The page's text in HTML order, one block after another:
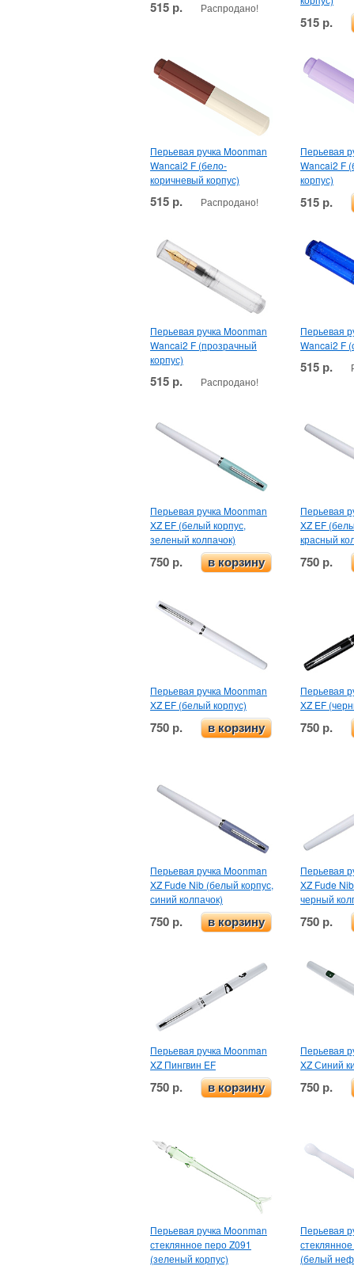
515 р. Распродано!
515 р.
Перьевая ручка Moonman
Wancai2 F (бело-
коричневый корпус)
515 р. Распродано!
Перьевая
Wancai2 F
корпус)
515 р.
Перьевая ручка Moonman
Wancai2 F (прозрачный
корпус)
515 р. Распродано!
Перьевая
Wancai2 F
515 р.
Перьевая ручка Moonman
XZ EF (белый корпус,
зеленый колпачок)
750 р. в корзину
Перьевая
XZ EF
красный
750 р.
Перьевая ручка Moonman
XZ EF (белый корпус)
750 р. в корзину
Перьевая
XZ EF
750 р.
Перьевая ручка Moonman
XZ Fude Nib (белый корпус,
синий колпачок)
750 р. в корзину
Перьевая
XZ Fude
черный
750 р.
Перьевая ручка Moonman
XZ Пингвин EF
750 р. в корзину
Перьевая
XZ Синий
750 р.
Перьевая ручка Moonman
стеклянное перо Z091
(зеленый корпус)
Перьевая
(белый